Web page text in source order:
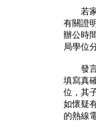
若家
有關證
辦公時
局學位
發言
填寫真
位，其
如懷疑
的熱線